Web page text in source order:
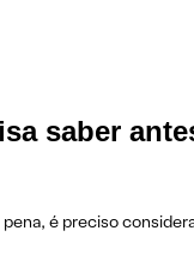
saber
é preciso